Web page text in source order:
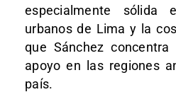
especialmente sólida
urbanos de Lima y la
que Sánchez
apoyo en las regiones
país.